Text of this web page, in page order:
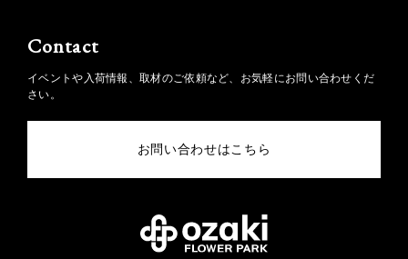
Contact
イベントや入荷情報、取材のご依頼など、お気軽にお問い合わせくだ
さい。
お問い合わせはこちら